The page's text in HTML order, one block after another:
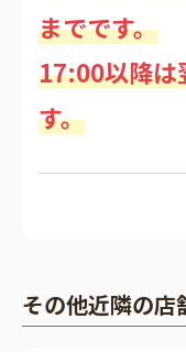
までです。
17:00以降は
す。
その他近隣の店